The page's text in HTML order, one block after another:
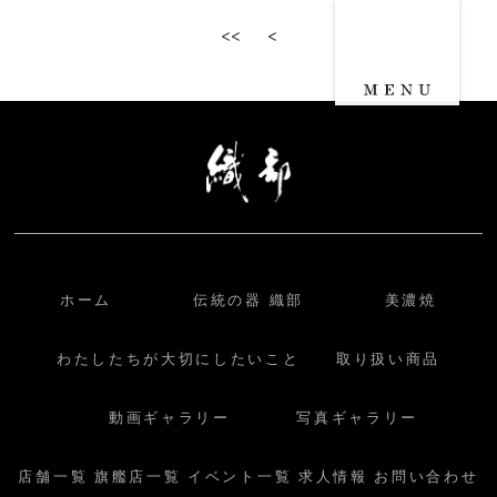
<< <
ホーム 伝統の器 織部 美濃焼
わたしたちが大切にしたいこと 取り扱い商品
動画ギャラリー 写真ギャラリー
店舗一覧 旗艦店一覧 イベント一覧 求人情報 お問い合わせ